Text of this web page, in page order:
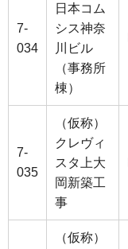
7-
034
日本コム
シス神奈
川ビル
（事務所
棟）
7-
035
（仮称）
クレヴィ
スタ上大
岡新築工
事
（仮称）